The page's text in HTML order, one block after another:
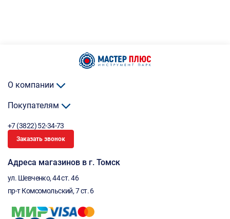
О компании
Покупателям
+7 (3822) 52-34-73
Заказать звонок
Адреса магазинов в г. Томск
ул. Шевченко, 44 ст. 46
пр-т Комсомольский, 7 ст. 6